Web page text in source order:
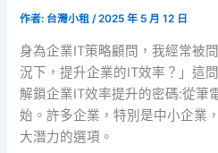
作者: 台灣小租/2025 年 5 月 12 日
身為企業IT策略顧問，我經常被
況下，提升企業的IT效率？」這
解鎖企業IT效率提升的密碼:從筆
始。許多企業，特別是中小企業
大潛力的選項。